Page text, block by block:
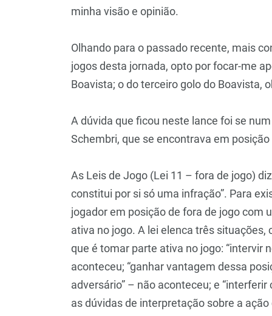
minha visão e opinião.
Olhando para o passado recente, mais
jogos desta jornada, opto por focar-me
Boavista; o do terceiro golo do Boavista,
A dúvida que ficou neste lance foi se
Schembri, que se encontrava em
As Leis de Jogo (Lei 11 – fora de jogo)
constitui por si só uma infração”. Para
jogador em posição de fora de jogo com
ativa no jogo. A lei elenca três
que é tomar parte ativa no jogo: “intervir
aconteceu; “ganhar vantagem dessa
adversário” – não aconteceu; e
as dúvidas de interpretação sobre a ação